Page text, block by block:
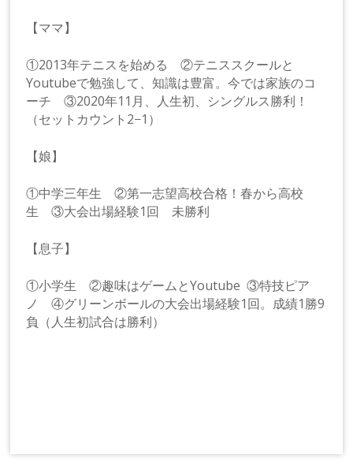
【ママ】
①2013年テニスを始める ②テニススクールと
Youtubeで勉強して、知識は豊富。今では家族のコ
ーチ ③2020年11月、人生初、シングルス勝利！
（セットカウント2−1）
【娘】
①中学三年生 ②第一志望高校合格！春から高校
生 ③大会出場経験1回 未勝利
【息子】
①小学生 ②趣味はゲームとYoutube ③特技ピア
ノ ④グリーンボールの大会出場経験1回。成績1勝9
負（人生初試合は勝利）